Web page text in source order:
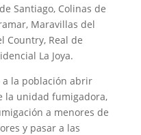
Santiago, Colinas de
Maravillas del
Country, Real de
La Joya.
la población abrir
la unidad fumigadora,
a menores de
y pasar a las